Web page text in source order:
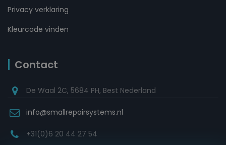
Privacy verklaring
Kleurcode vinden
Contact
De Waal 2C, 5684 PH, Best Nederland
info@smallrepairsystems.nl
+31(0)6 20 44 27 54